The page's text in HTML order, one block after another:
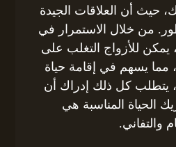
حيث أن العلاقات الجيدة
من خلال الاستمرار في
يمكن للأزواج التغلب على
مما يسهم في إقامة حياة
يتطلب كل ذلك إدراك أن
الحياة المناسبة هي
والتفاني.